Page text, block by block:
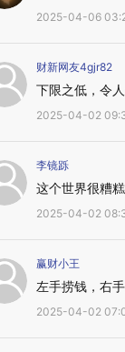
2025-04-06
财新网友4gjr82
下限之低，令人
2025-04-02
李镜跞
这个世界很糟
2025-04-02
赢财小王
左手捞钱，右手
2025-04-02